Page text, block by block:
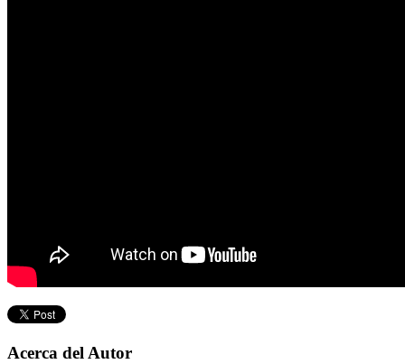
Acerca del Autor